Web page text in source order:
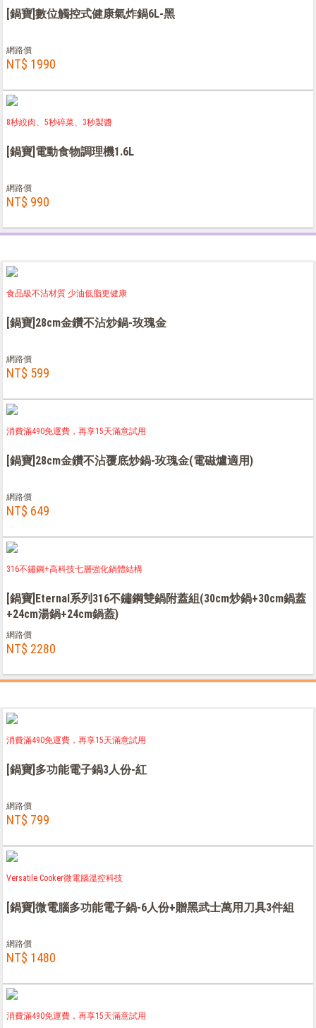
[鍋寶]數位觸控式健康氣炸鍋6L-黑
網路價
NT$ 1990
8秒絞肉、5秒碎菜、3秒製醬
[鍋寶]電動食物調理機1.6L
網路價
NT$ 990
食品級不沾材質 少油低脂更健康
[鍋寶]28cm金鑽不沾炒鍋-玫瑰金
網路價
NT$ 599
消費滿490免運費，再享15天滿意試用
[鍋寶]28cm金鑽不沾覆底炒鍋-玫瑰金(電磁爐適用)
網路價
NT$ 649
316不鏽鋼+高科技七層強化鍋體結構
[鍋寶]Eternal系列316不鏽鋼雙鍋附蓋組(30cm炒鍋+30cm鍋蓋
+24cm湯鍋+24cm鍋蓋)
網路價
NT$ 2280
消費滿490免運費，再享15天滿意試用
[鍋寶]多功能電子鍋3人份-紅
網路價
NT$ 799
Versatile Cooker微電腦溫控科技
[鍋寶]微電腦多功能電子鍋-6人份+贈黑武士萬用刀具3件組
網路價
NT$ 1480
消費滿490免運費，再享15天滿意試用